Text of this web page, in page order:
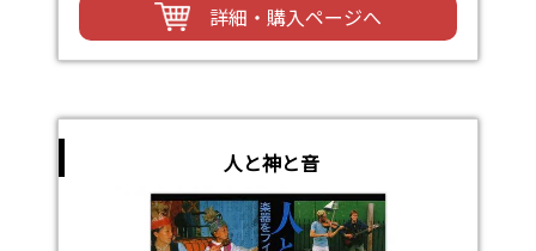
詳細・購入ページへ
人と神と音